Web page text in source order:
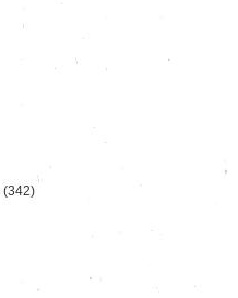
(342)